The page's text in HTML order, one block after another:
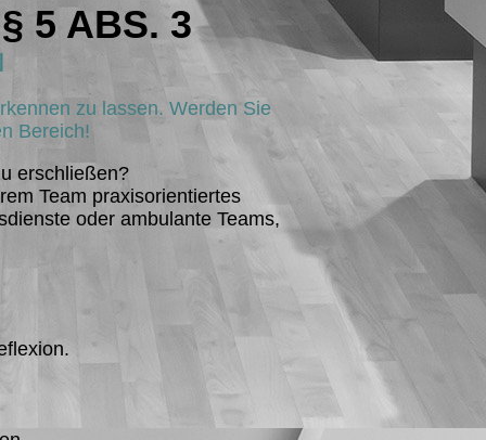
5 ABS. 3
zu lassen. Werden Sie
Bereich!
erschließen?
Team praxisorientiertes
oder ambulante Teams,